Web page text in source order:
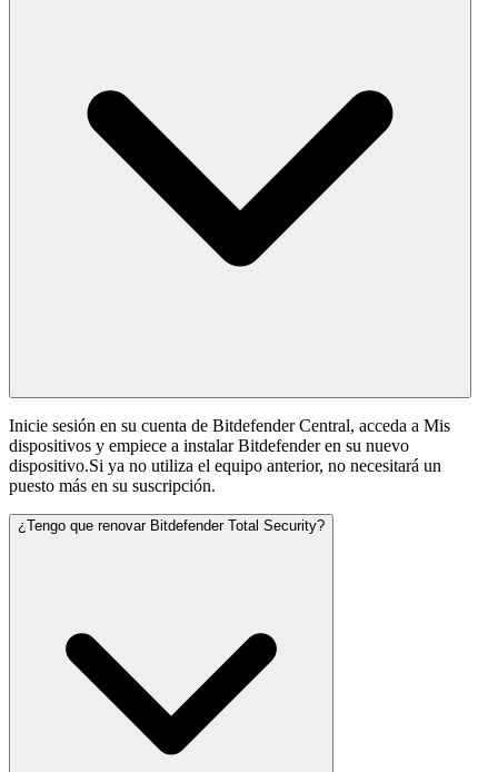
Inicie sesión en su cuenta de Bitdefender Central, acceda a Mis
dispositivos y empiece a instalar Bitdefender en su nuevo
dispositivo.Si ya no utiliza el equipo anterior, no necesitará un
puesto más en su suscripción.
¿Tengo que renovar Bitdefender Total Security?